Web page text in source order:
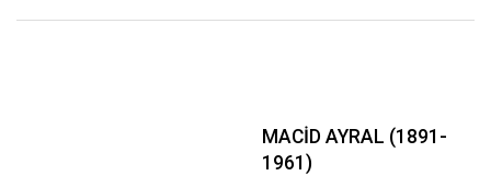
MACİD AYRAL (1891-
1961)